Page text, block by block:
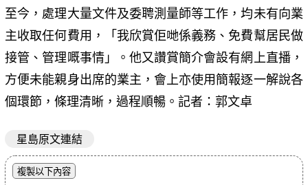
至今，處理大量文件及委聘測量師等工作，均未有向業
主收取任何費用，「我欣賞佢哋係義務、免費幫居民做
接管、管理嘅事情」。他又讚賞簡介會設有網上直播，
方便未能親身出席的業主，會上亦使用簡報逐一解說各
個環節，條理清晰，過程順暢。記者：郭文卓
星島原文連結